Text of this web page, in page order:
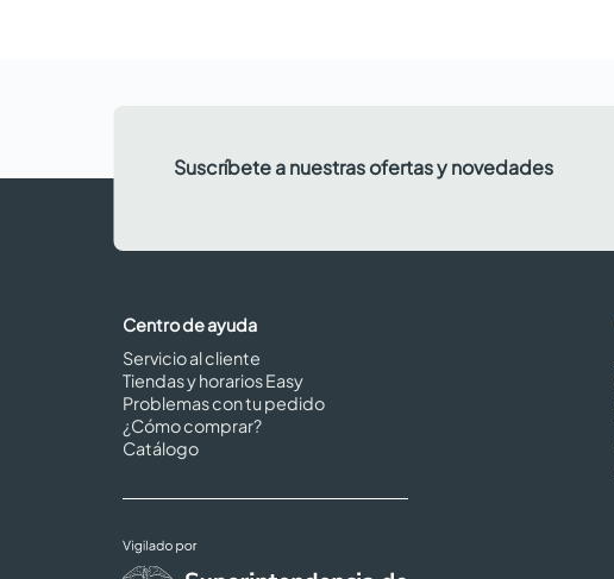
Suscríbete a nuestras ofertas y novedades
Centro de ayuda
Servicio al cliente
Tiendas y horarios Easy
Problemas con tu pedido
¿Cómo comprar?
Catálogo